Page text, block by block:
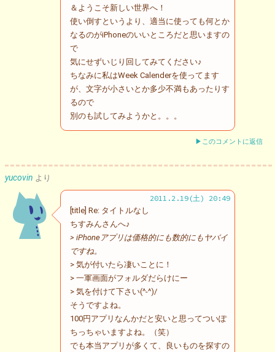
＆ようこそ新しい世界へ！
使い倒すというより、適当に使っても何とか
なるのがiPhoneのいいところだと思いますの
で
気にせずいじり回してみてください♪
ちなみに私はWeek Calenderを使ってます
が、文字が小さいとか多少不満もあったりす
るので
別のも試してみようかと。。。
▶このコメントに返信
yucovin より
2011.2.19(土) 20:49
[title] Re: タイトルなし
ちすみんさんへ♪
> iPhoneアプリは価格的にも数的にもヤバイ
ですね。
> 気が付いたら凄いことに！
> 一軍画面がフォルダだらけにー
> 気を付けて下さい(^-^)/
そうですよね。
100円アプリなんかだと安いと思ってついぽ
ちっちゃいますよね。（笑）
でも本当アプリが多くて、良いものを探すの